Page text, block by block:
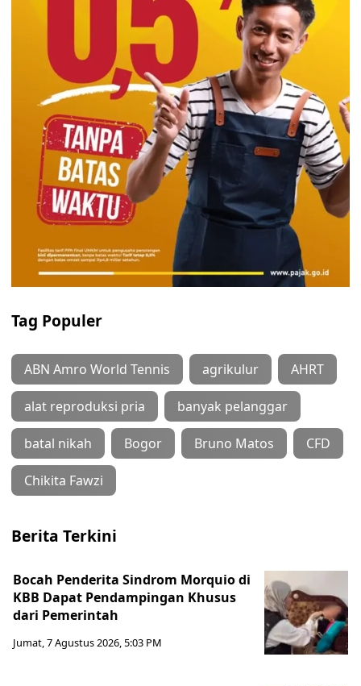
Tag Populer
ABN Amro World Tennis agrikulur AHRT
alat reproduksi pria banyak pelanggar
batal nikah Bogor Bruno Matos CFD
Chikita Fawzi
Berita Terkini
Bocah Penderita Sindrom Morquio di
KBB Dapat Pendampingan Khusus
dari Pemerintah
Jumat, 7 Agustus 2026, 5:03 PM